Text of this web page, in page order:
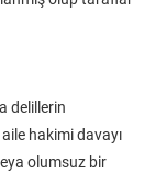
delillerin
hakimi davayı
olumsuz bir